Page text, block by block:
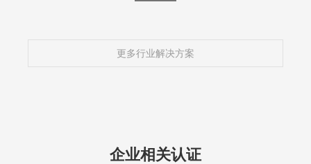
更多行业解决方案
企业相关认证